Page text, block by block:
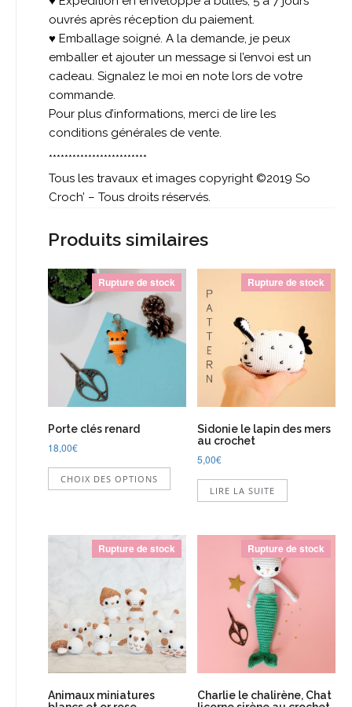
ouvrés après réception du paiement.
♥ Emballage soigné. A la demande, je peux
emballer et ajouter un message si l’envoi est un
cadeau. Signalez le moi en note lors de votre
commande.
Pour plus d’informations, merci de lire les
conditions générales de vente.
*************************
Tous les travaux et images copyright ©2019 So
Croch’ – Tous droits réservés.
Produits similaires
Rupture de stock
Porte clés renard
18,00€
CHOIX DES OPTIONS
Ce
produit
Les
options
choisies
sur
la
page
du
Rupture de stock
Sidonie le lapin des mers
au crochet
5,00€
LIRE LA SUITE
Rupture de stock
Animaux miniatures
Rupture de stock
Charlie le chalirène, Chat